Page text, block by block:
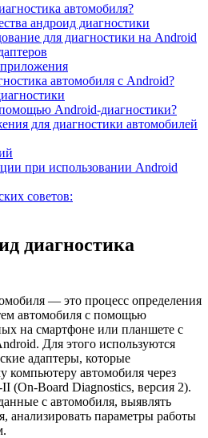
автомобиля?
андроид диагностики
для диагностики на Android
автомобиля с Android?
Android-диагностики?
для диагностики автомобилей
при использовании Android
советов:
диагностика
— это процесс определения
автомобиля с помощью
на смартфоне или планшете с
Для этого используются
адаптеры, которые
компьютеру автомобиля через
(On-Board Diagnostics, версия 2).
с автомобиля, выявлять
анализировать параметры работы